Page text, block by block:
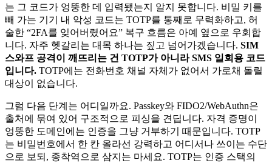
는 그 코드가 엉뚱한 데 입력됐는지 알지 못합니다. 비밀 키를
빼 가는 기기 내 악성 코드는 TOTP를 통째로 무력화하고, 허
술한 “2FA를 잊어버렸어요” 복구 흐름은 아예 옆으로 우회합
니다. 자주 헷갈리는 대목 하나는 짚고 넘어가겠습니다. SIM
스와프 공격이 깨뜨리는 건 TOTP가 아니라 SMS 일회용 코드
입니다. TOTP에는 전화번호 채널 자체가 없어서 가로채 돌릴
대상이 없습니다.
그럼 다음 단계는 어디일까요. Passkey와 FIDO2/WebAuthn은
출처에 묶여 있어 구조적으로 피싱을 견딥니다. 자격 증명이
엉뚱한 도메인에는 인증을 그냥 거부하기 때문입니다. TOTP
는 비밀번호에서 한 칸 올라선 강력하고 어디서나 쓰이는 수단
으로 보되, 종착역으로 삼지는 마세요. TOTP는 인증 스택의